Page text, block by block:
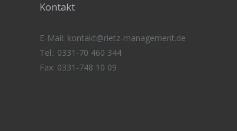
Kontakt
E-Mail: kontakt@rietz-management.de
Tel.: 0331-70 460 344
Fax: 0331-748 10 09